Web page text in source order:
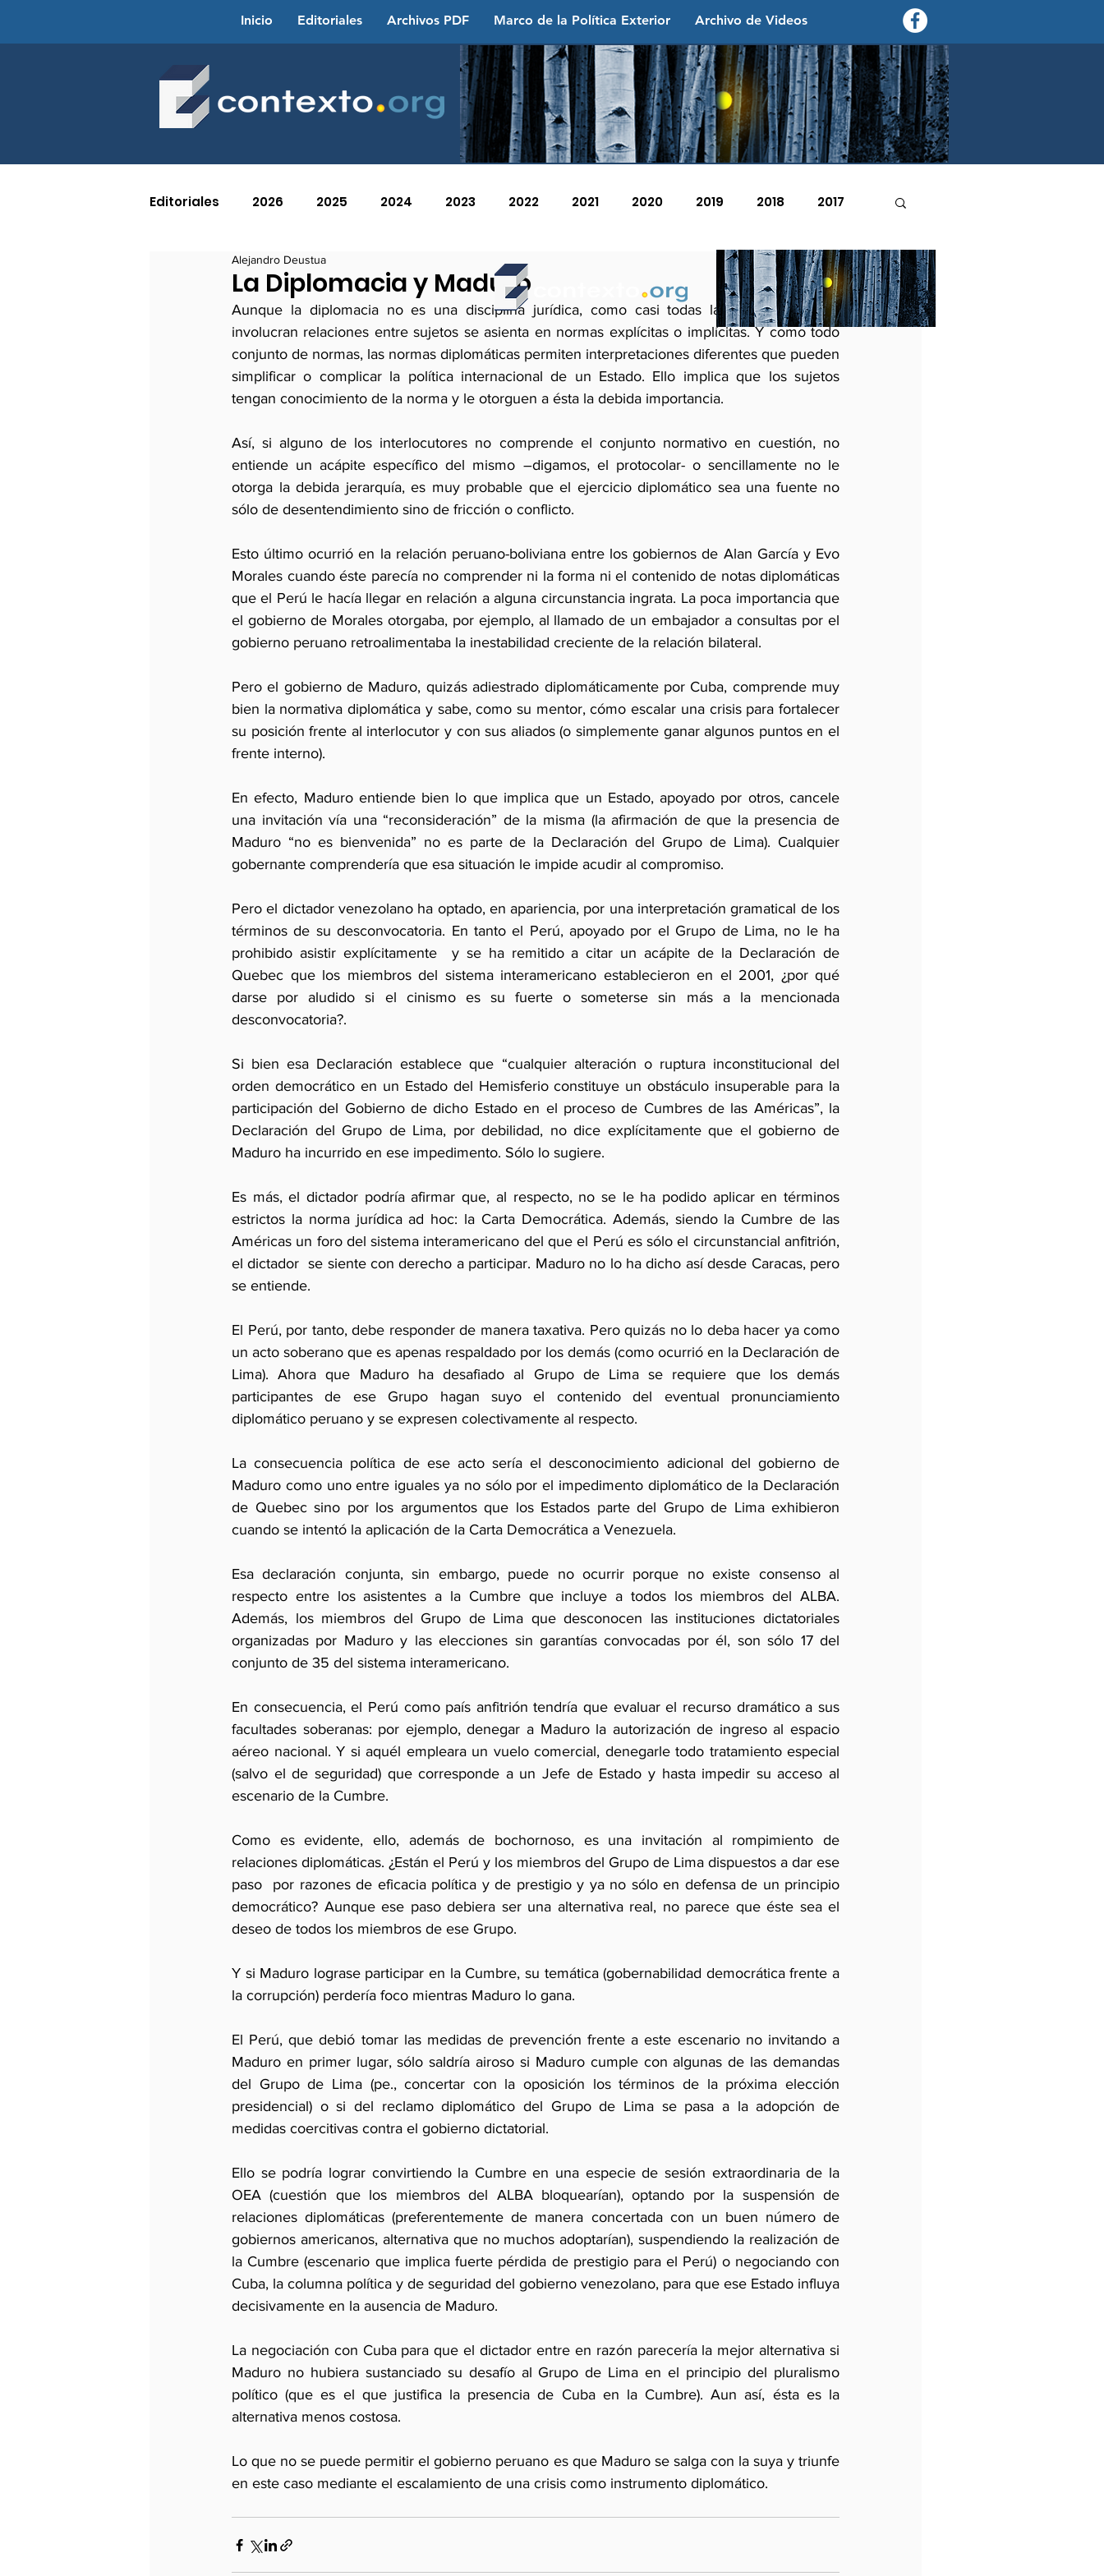
Inicio Editoriales Archivos PDF Marco de la Política Exterior Archivo de Videos
contexto - politica exterior
Editoriales 2026 2025 2024 2023 2022 2021 2020 2019 2018 2017
2015 2014 2011 2007 2006
2004 2003
La Diplomacia y Maduro
Alejandro Deustua
Aunque la diplomacia no es una disciplina jurídica, como casi todas las actividades que
involucran relaciones entre sujetos se asienta en normas explícitas o implícitas. Y como todo
conjunto de normas, las normas diplomáticas permiten interpretaciones diferentes que pueden
simplificar o complicar la política internacional de un Estado. Ello implica que los sujetos
tengan conocimiento de la norma y le otorguen a ésta la debida importancia.
Así, si alguno de los interlocutores no comprende el conjunto normativo en cuestión, no
entiende un acápite específico del mismo –digamos, el protocolar- o sencillamente no le
otorga la debida jerarquía, es muy probable que el ejercicio diplomático sea una fuente no
sólo de desentendimiento sino de fricción o conflicto.
Esto último ocurrió en la relación peruano-boliviana entre los gobiernos de Alan García y Evo
Morales cuando éste parecía no comprender ni la forma ni el contenido de notas diplomáticas
que el Perú le hacía llegar en relación a alguna circunstancia ingrata. La poca importancia que
el gobierno de Morales otorgaba, por ejemplo, al llamado de un embajador a consultas por el
gobierno peruano retroalimentaba la inestabilidad creciente de la relación bilateral.
Pero el gobierno de Maduro, quizás adiestrado diplomáticamente por Cuba, comprende muy
bien la normativa diplomática y sabe, como su mentor, cómo escalar una crisis para fortalecer
su posición frente al interlocutor y con sus aliados (o simplemente ganar algunos puntos en el
frente interno).
En efecto, Maduro entiende bien lo que implica que un Estado, apoyado por otros, cancele
una invitación vía una “reconsideración” de la misma (la afirmación de que la presencia de
Maduro “no es bienvenida” no es parte de la Declaración del Grupo de Lima). Cualquier
gobernante comprendería que esa situación le impide acudir al compromiso.
Pero el dictador venezolano ha optado, en apariencia, por una interpretación gramatical de los
términos de su desconvocatoria. En tanto el Perú, apoyado por el Grupo de Lima, no le ha
prohibido asistir explícitamente  y se ha remitido a citar un acápite de la Declaración de
Quebec que los miembros del sistema interamericano establecieron en el 2001, ¿por qué
darse por aludido si el cinismo es su fuerte o someterse sin más a la mencionada
desconvocatoria?.
Si bien esa Declaración establece que “cualquier alteración o ruptura inconstitucional del
orden democrático en un Estado del Hemisferio constituye un obstáculo insuperable para la
participación del Gobierno de dicho Estado en el proceso de Cumbres de las Américas”, la
Declaración del Grupo de Lima, por debilidad, no dice explícitamente que el gobierno de
Maduro ha incurrido en ese impedimento. Sólo lo sugiere.
Es más, el dictador podría afirmar que, al respecto, no se le ha podido aplicar en términos
estrictos la norma jurídica ad hoc: la Carta Democrática. Además, siendo la Cumbre de las
Américas un foro del sistema interamericano del que el Perú es sólo el circunstancial anfitrión,
el dictador  se siente con derecho a participar. Maduro no lo ha dicho así desde Caracas, pero
se entiende.
El Perú, por tanto, debe responder de manera taxativa. Pero quizás no lo deba hacer ya como
un acto soberano que es apenas respaldado por los demás (como ocurrió en la Declaración de
Lima). Ahora que Maduro ha desafiado al Grupo de Lima se requiere que los demás
participantes de ese Grupo hagan suyo el contenido del eventual pronunciamiento
diplomático peruano y se expresen colectivamente al respecto.
La consecuencia política de ese acto sería el desconocimiento adicional del gobierno de
Maduro como uno entre iguales ya no sólo por el impedimento diplomático de la Declaración
de Quebec sino por los argumentos que los Estados parte del Grupo de Lima exhibieron
cuando se intentó la aplicación de la Carta Democrática a Venezuela.
Esa declaración conjunta, sin embargo, puede no ocurrir porque no existe consenso al
respecto entre los asistentes a la Cumbre que incluye a todos los miembros del ALBA.
Además, los miembros del Grupo de Lima que desconocen las instituciones dictatoriales
organizadas por Maduro y las elecciones sin garantías convocadas por él, son sólo 17 del
conjunto de 35 del sistema interamericano.
En consecuencia, el Perú como país anfitrión tendría que evaluar el recurso dramático a sus
facultades soberanas: por ejemplo, denegar a Maduro la autorización de ingreso al espacio
aéreo nacional. Y si aquél empleara un vuelo comercial, denegarle todo tratamiento especial
(salvo el de seguridad) que corresponde a un Jefe de Estado y hasta impedir su acceso al
escenario de la Cumbre.
Como es evidente, ello, además de bochornoso, es una invitación al rompimiento de
relaciones diplomáticas. ¿Están el Perú y los miembros del Grupo de Lima dispuestos a dar ese
paso  por razones de eficacia política y de prestigio y ya no sólo en defensa de un principio
democrático? Aunque ese paso debiera ser una alternativa real, no parece que éste sea el
deseo de todos los miembros de ese Grupo.
Y si Maduro lograse participar en la Cumbre, su temática (gobernabilidad democrática frente a
la corrupción) perdería foco mientras Maduro lo gana.
El Perú, que debió tomar las medidas de prevención frente a este escenario no invitando a
Maduro en primer lugar, sólo saldría airoso si Maduro cumple con algunas de las demandas
del Grupo de Lima (pe., concertar con la oposición los términos de la próxima elección
presidencial) o si del reclamo diplomático del Grupo de Lima se pasa a la adopción de
medidas coercitivas contra el gobierno dictatorial.
Ello se podría lograr convirtiendo la Cumbre en una especie de sesión extraordinaria de la
OEA (cuestión que los miembros del ALBA bloquearían), optando por la suspensión de
relaciones diplomáticas (preferentemente de manera concertada con un buen número de
gobiernos americanos, alternativa que no muchos adoptarían), suspendiendo la realización de
la Cumbre (escenario que implica fuerte pérdida de prestigio para el Perú) o negociando con
Cuba, la columna política y de seguridad del gobierno venezolano, para que ese Estado influya
decisivamente en la ausencia de Maduro.
La negociación con Cuba para que el dictador entre en razón parecería la mejor alternativa si
Maduro no hubiera sustanciado su desafío al Grupo de Lima en el principio del pluralismo
político (que es el que justifica la presencia de Cuba en la Cumbre). Aun así, ésta es la
alternativa menos costosa.
Lo que no se puede permitir el gobierno peruano es que Maduro se salga con la suya y triunfe
en este caso mediante el escalamiento de una crisis como instrumento diplomático.